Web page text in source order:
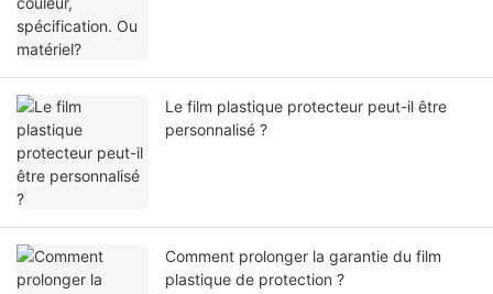
Le film plastique protecteur peut-il être
personnalisé ?
Comment prolonger la garantie du film
plastique de protection ?